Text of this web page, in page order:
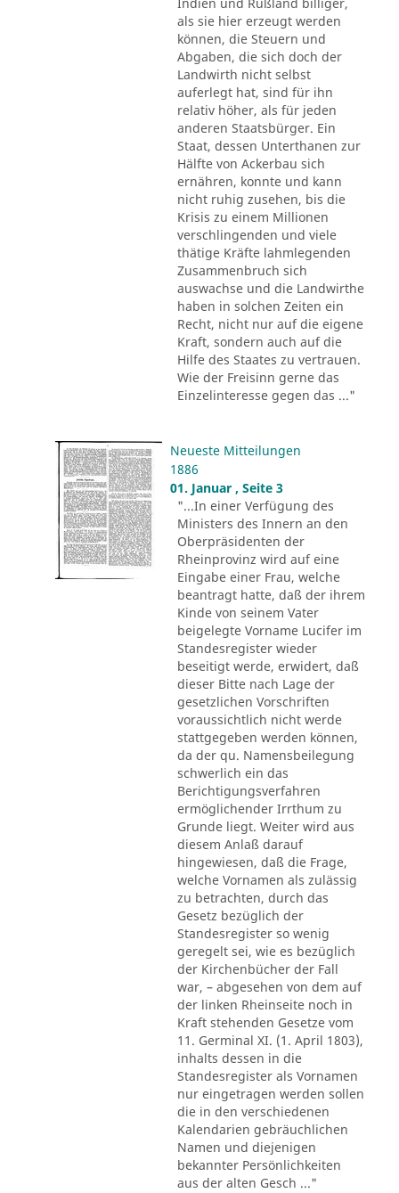
als sie hier erzeugt werden
können, die Steuern und
Abgaben, die sich doch der
Landwirth nicht selbst
auferlegt hat, sind für ihn
relativ höher, als für jeden
anderen Staatsbürger. Ein
Staat, dessen Unterthanen zur
Hälfte von Ackerbau sich
ernähren, konnte und kann
nicht ruhig zusehen, bis die
Krisis zu einem Millionen
verschlingenden und viele
thätige Kräfte lahmlegenden
Zusammenbruch sich
auswachse und die Landwirthe
haben in solchen Zeiten ein
Recht, nicht nur auf die eigene
Kraft, sondern auch auf die
Hilfe des Staates zu vertrauen.
Wie der Freisinn gerne das
Einzelinteresse gegen das ..."
Neueste Mitteilungen
1886
01. Januar , Seite 3
"...In einer Verfügung des
Ministers des Innern an den
Oberpräsidenten der
Rheinprovinz wird auf eine
Eingabe einer Frau, welche
beantragt hatte, daß der ihrem
Kinde von seinem Vater
beigelegte Vorname Lucifer im
Standesregister wieder
beseitigt werde, erwidert, daß
dieser Bitte nach Lage der
gesetzlichen Vorschriften
voraussichtlich nicht werde
stattgegeben werden können,
da der qu. Namensbeilegung
schwerlich ein das
Berichtigungsverfahren
ermöglichender Irrthum zu
Grunde liegt. Weiter wird aus
diesem Anlaß darauf
hingewiesen, daß die Frage,
welche Vornamen als zulässig
zu betrachten, durch das
Gesetz bezüglich der
Standesregister so wenig
geregelt sei, wie es bezüglich
der Kirchenbücher der Fall
war, – abgesehen von dem auf
der linken Rheinseite noch in
Kraft stehenden Gesetze vom
11. Germinal XI. (1. April 1803),
inhalts dessen in die
Standesregister als Vornamen
nur eingetragen werden sollen
die in den verschiedenen
Kalendarien gebräuchlichen
Namen und diejenigen
bekannter Persönlichkeiten
aus der alten Gesch ..."